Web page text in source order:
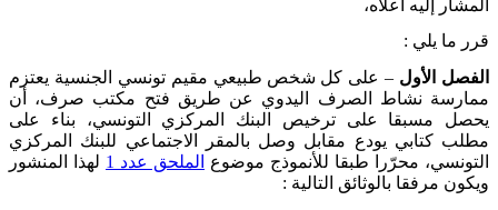
المشار إليه أعلاه،
قرر ما يلي :
الفصل الأول –على كل شخص طبيعي مقيم تونسي الجنسية يعتزم
ممارسة نشاط الصرف اليدوي عن طريق فتح مكتب صرف، أن
يحصل مسبقا على ترخيص البنك المركزي التونسي، بناء على
مطلب كتابي يودع مقابل وصل بالمقر الاجتماعي للبنك المركزي
التونسي، محرّرا طبقا للأنموذج موضوع
الملحق عدد 1
لهذا المنشور
ويكون مرفقا بالوثائق التالية :